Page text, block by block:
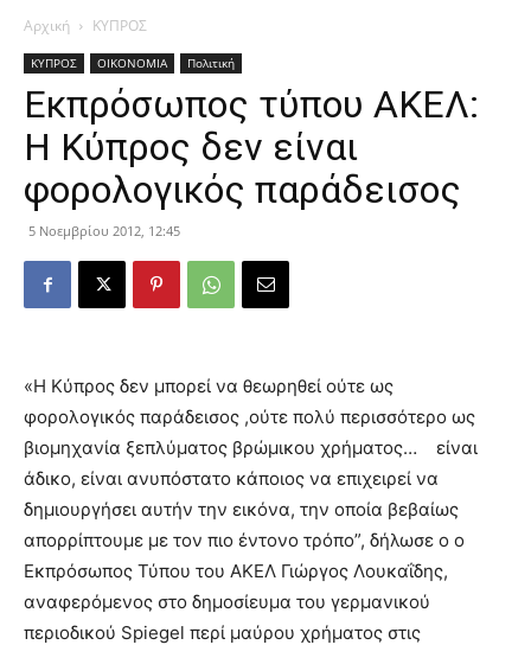
Αρχική ΚΥΠΡΟΣ
ΚΥΠΡΟΣ ΟΙΚΟΝΟΜΙΑ Πολιτική
Εκπρόσωπος τύπου ΑΚΕΛ:
Η Κύπρος δεν είναι
φορολογικός παράδεισος
5 Νοεμβρίου 2012, 12:45
«Η Κύπρος δεν μπορεί να θεωρηθεί ούτε ως
φορολογικός παράδεισος ,ούτε πολύ περισσότερο ως
βιομηχανία ξεπλύματος βρώμικου χρήματος… είναι
άδικο, είναι ανυπόστατο κάποιος να επιχειρεί να
δημιουργήσει αυτήν την εικόνα, την οποία βεβαίως
απορρίπτουμε με τον πιο έντονο τρόπο”, δήλωσε ο ο
Εκπρόσωπος Τύπου του ΑΚΕΛ Γιώργος Λουκαΐδης,
αναφερόμενος στο δημοσίευμα του γερμανικού
περιοδικού Spiegel περί μαύρου χρήματος στις